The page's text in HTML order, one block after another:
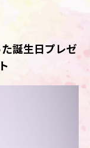
誕生日プレゼ